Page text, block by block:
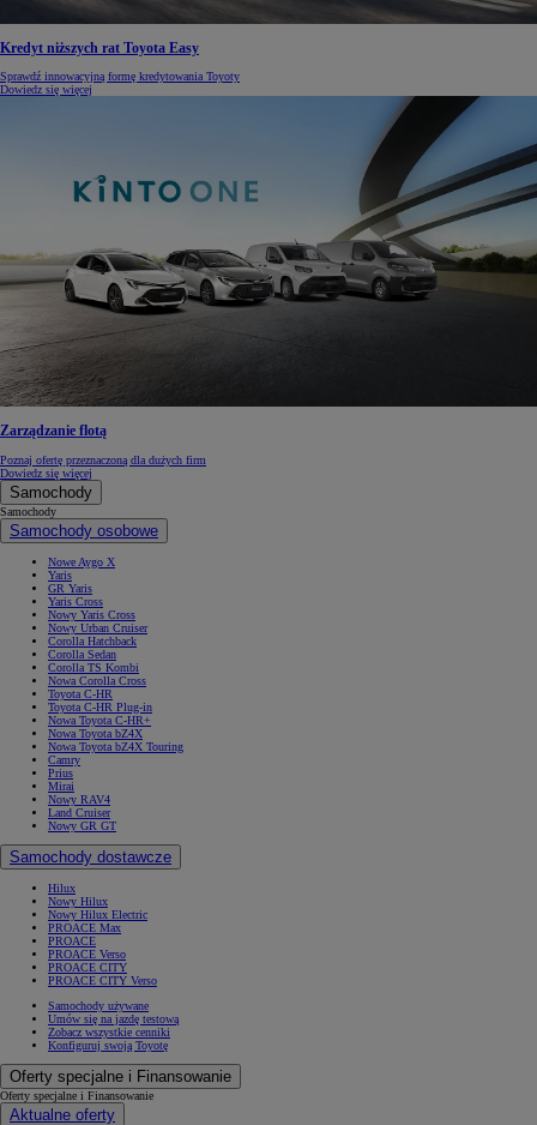
Kredyt niższych rat Toyota Easy
Sprawdź innowacyjną formę kredytowania Toyoty
Dowiedz się więcej
Zarządzanie flotą
Poznaj ofertę przeznaczoną dla dużych firm
Dowiedz się więcej
Samochody
Samochody
Samochody osobowe
Nowe Aygo X
Yaris
GR Yaris
Yaris Cross
Nowy Yaris Cross
Nowy Urban Cruiser
Corolla Hatchback
Corolla Sedan
Corolla TS Kombi
Nowa Corolla Cross
Toyota C-HR
Toyota C-HR Plug-in
Nowa Toyota C-HR+
Nowa Toyota bZ4X
Nowa Toyota bZ4X Touring
Camry
Prius
Mirai
Nowy RAV4
Land Cruiser
Nowy GR GT
Samochody dostawcze
Hilux
Nowy Hilux
Nowy Hilux Electric
PROACE Max
PROACE
PROACE Verso
PROACE CITY
PROACE CITY Verso
Samochody używane
Umów się na jazdę testową
Zobacz wszystkie cenniki
Konfiguruj swoją Toyotę
Oferty specjalne i Finansowanie
Oferty specjalne i Finansowanie
Aktualne oferty